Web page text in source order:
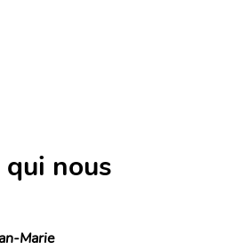
qui nous
Marie